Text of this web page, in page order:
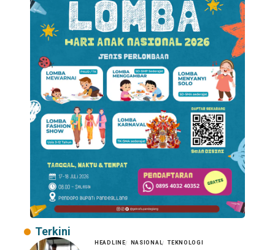
Terkini
HEADLINE NASIONAL TEKNOLOGI